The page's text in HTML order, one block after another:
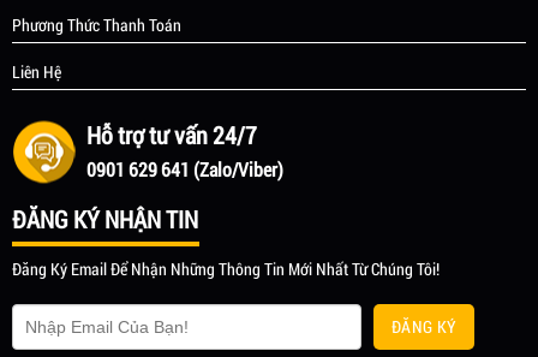
Phương Thức Thanh Toán
Liên Hệ
Hỗ trợ tư vấn 24/7
0901 629 641 (Zalo/Viber)
ĐĂNG KÝ NHẬN TIN
Đăng Ký Email Để Nhận Những Thông Tin Mới Nhất Từ Chúng Tôi!
ĐĂNG KÝ